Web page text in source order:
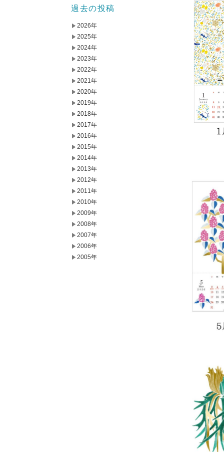
過去の投稿
2026年
2025年
2024年
2023年
2022年
2021年
2020年
2019年
2018年
2017年
2016年
2015年
2014年
2013年
2012年
2011年
2010年
2009年
2008年
2007年
2006年
2005年